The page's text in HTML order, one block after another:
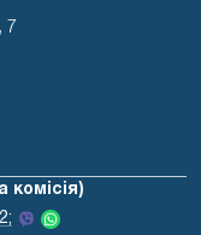
7
комісія)